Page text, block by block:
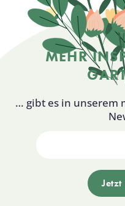
MEHR
… gibt es in unserem